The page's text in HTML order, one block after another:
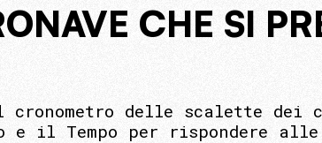
CHE SI
delle scalette dei
il Tempo per rispondere